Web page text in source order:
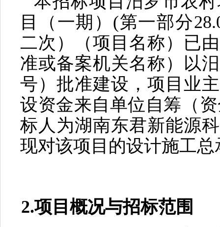
目（一期） (第一部分
二次）
（项目名称）已
准或备案机关名称）以
号）批准建设，项目业
设资金来自单位自筹（
标人为湖南东君新能源
现对该项目的设计施工总
2.项目概况与招标范围